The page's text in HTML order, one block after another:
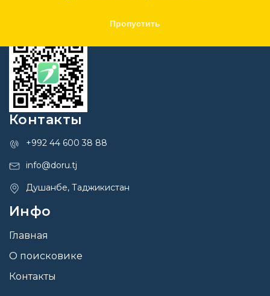
Пропустить
Контакты
+992 44 600 38 88
info@doru.tj
Душанбе, Таджикистан
Инфо
Главная
О поисковике
Контакты